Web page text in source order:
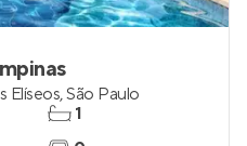
Elíseos,São Paulo
1